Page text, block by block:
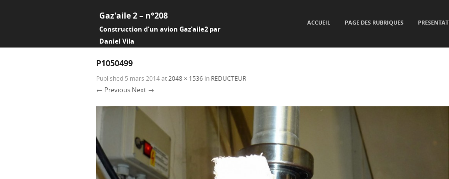
Gaz'aile 2 – n°208
Construction d'un avion Gaz'aile2 par
Daniel Vila
ACCUEIL PAGE DES RUBRIQUES
P1050499
Published 5 mars 2014at 2048 × 1536 in REDUCTEUR
← Previous Next →